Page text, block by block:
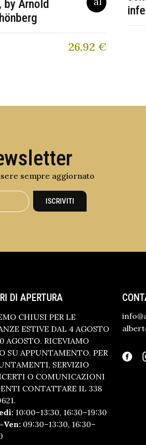
by Arnold
26,92 €
sempre aggiornato
ISCRIVITI
DI APERTURA
CHIUSI PER LE
ESTIVE DAL 4 AGOSTO
AGOSTO. RICEVIAMO
SU APPUNTAMENTO. PER
SERVIZIO
O COMUNICAZIONI
CONTATTARE IL 338
10:00–13:30, 16:30–19:30
09:30–13:30, 16:30–